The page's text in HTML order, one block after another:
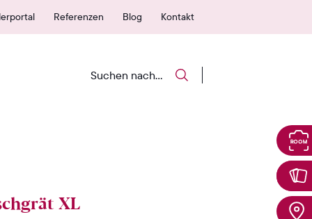
autorisierte Verkaufsstelle
Referenzen Blog Kontakt
XL